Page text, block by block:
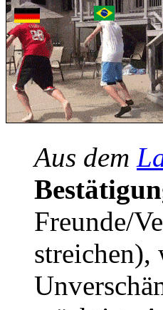
Aus dem
Freunde/
streichen),